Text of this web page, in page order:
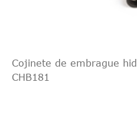
Cojinete de embrague
CHB181